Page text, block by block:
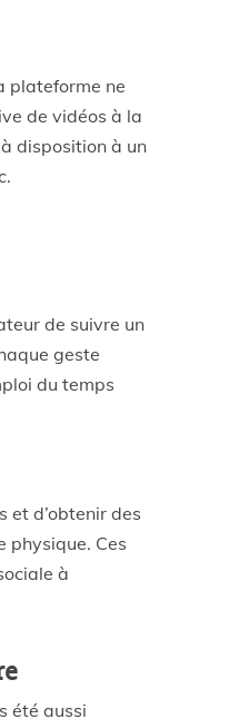
plateforme ne
de vidéos à la
disposition à un
de suivre un
geste
du temps
et d’obtenir des
physique. Ces
à
été aussi